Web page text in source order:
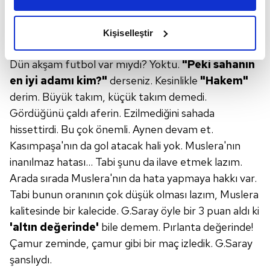
amacımızın size daha iyi bir reklam deneyimi sunmak
elimizden gelen çabayı gösterdiğimizi ve bu noktada,
kalemimiz olduğunu sizlere hatırlatmak isteriz.
Her halükârda, kullanıcılar, bu çerezlere izin vermedikleri
takdirde, kullanıcılara hedefli reklamlar
gösterilmeyecektir."
Sizlere daha iyi bir hizmet sunabilmek için İnternet
Sitemizde kendimize ve üçüncü kişilere ait çerezler
kullanılmaktadır. Bu çerezler vasıtasıyla çeşitli kişisel
verileriniz işlenmekte olup gerekli olan çerezler bilgi
toplumu hizmetlerinin sunulması amacıyla
kullanılmaktadır. Diğer çerezler, sitemizin daha işlevsel
kılınması ve kişiselleştirilmesi ve sizlere yönelik
reklam/pazarlama faaliyetlerinin yapılması, amaçlarıyla
Kişiselleştir
kenarlarında o da çok az sayıda olabilir.Onun
bu sahada topu tutup, havadan
uzun toplarla oynayacaksın.
Dün akşam futbol var mıydı? Yoktu."Peki sahanın
en iyi adamı kim?" derseniz. Kesinlikle "Hakem"
derim. Büyük takım, küçük takım demedi.
Gördüğünü çaldı aferin. Ezilmediğini sahada
hissettirdi. Bu çok önemli. Aynen devam et.
Kasımpaşa'nın da gol atacak hali yok. Muslera'nın
inanılmaz hatası... Tabi şunu da ilave etmek lazım.
Arada sırada Muslera'nın da hata yapmaya hakkı var.
Tabi bunun oranının çok düşük olması lazım, Muslera
kalitesinde bir kalecide. G.Saray öyle bir 3 puan aldı ki
'altın değerinde' bile demem. Pırlanta değerinde!
Çamur zeminde, çamur gibi bir maç izledik. G.Saray
şanslıydı.